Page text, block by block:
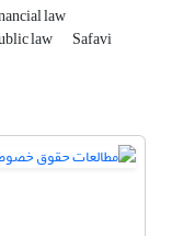
law
law Safavi